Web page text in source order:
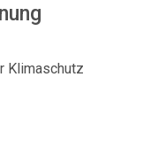
Klimaschutz